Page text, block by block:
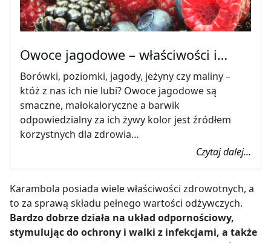
Owoce jagodowe – właściwości i…
Borówki, poziomki, jagody, jeżyny czy maliny –
któż z nas ich nie lubi? Owoce jagodowe są
smaczne, małokaloryczne a barwik
odpowiedzialny za ich żywy kolor jest źródłem
korzystnych dla zdrowia…
Czytaj dalej...
Karambola posiada wiele właściwości zdrowotnych, a
to za sprawą składu pełnego wartości odżywczych.
Bardzo dobrze działa na układ odpornościowy,
stymulując do ochrony i walki z infekcjami, a także